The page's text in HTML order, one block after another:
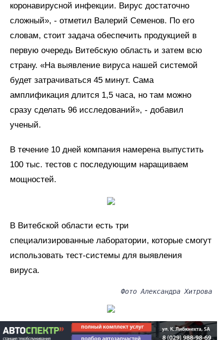
коронавирусной инфекции. Вирус достаточно
сложный», - отметил Валерий Семенов. По его
словам, стоит задача обеспечить продукцией в
первую очередь Витебскую область и затем всю
страну. «На выявление вируса нашей системой
будет затрачиваться 45 минут. Сама
амплификация длится 1,5 часа, но там можно
сразу сделать 96 исследований», - добавил
ученый.
В течение 10 дней компания намерена выпустить
100 тыс. тестов с последующим наращиваем
мощностей.
В Витебской области есть три
специализированные лаборатории, которые смогут
использовать тест-системы для выявления
вируса.
Фото Александра Хитрова